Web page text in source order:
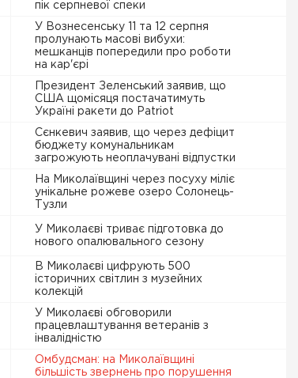
пік серпневої спеки
У Вознесенську 11 та 12 серпня
пролунають масові вибухи:
мешканців попередили про роботи
на кар'єрі
Президент Зеленський заявив, що
США щомісяця постачатимуть
Україні ракети до Patriot
Сєнкевич заявив, що через дефіцит
бюджету комунальникам
загрожують неоплачувані відпустки
На Миколаївщині через посуху міліє
унікальне рожеве озеро Солонець-
Тузли
У Миколаєві триває підготовка до
нового опалювального сезону
В Миколаєві цифрують 500
історичних світлин з музейних
колекцій
У Миколаєві обговорили
працевлаштування ветеранів з
інвалідністю
Омбудсман: на Миколаївщині
більшість звернень про порушення